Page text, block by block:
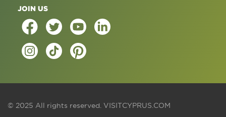
JOIN US
© 2025 All rights reserved. VISITCYPRUS.COM